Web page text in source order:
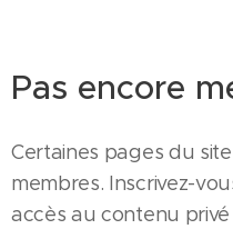
Pas encore
Certaines pages du
membres. Inscrivez-
accès au contenu privé